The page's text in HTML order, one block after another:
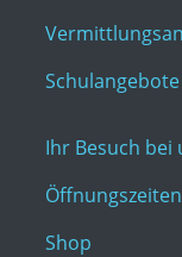
Schulangebote
Ihr Besuch bei
Shop